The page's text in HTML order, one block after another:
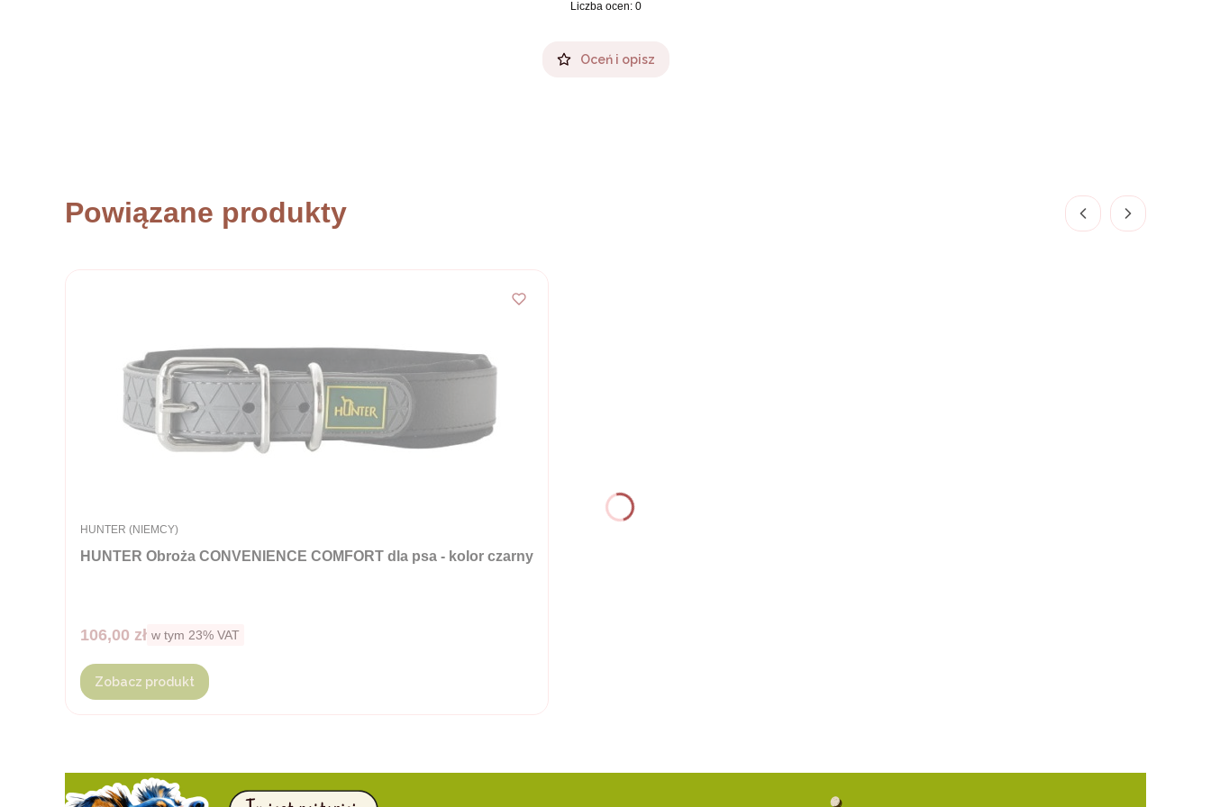
Liczba ocen: 0
Oceń i opisz
Powiązane produkty
HUNTER Obroża CONVENIENCE COMFORT dla psa - kolor czarny
PRODUCENT
HUNTER (NIEMCY)
Cena brutto
106,00 zł w tym %s VAT
w tym 23% VAT
Zobacz produkt